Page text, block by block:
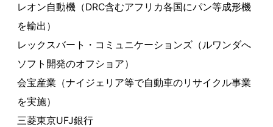
レオン自動機（DRC含むアフリカ各国にパン等成形機
を輸出）
レックスバート・コミュニケーションズ（ルワンダへ
ソフト開発のオフショア）
会宝産業（ナイジェリア等で自動車のリサイクル事業
を実施）
三菱東京UFJ銀行